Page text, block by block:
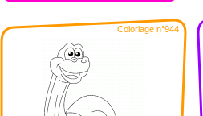
Coloriage n°944